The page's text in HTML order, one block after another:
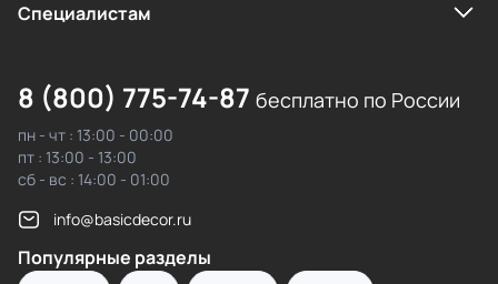
Cпециалистам
8 (800) 775-74-87 бесплатно по России
пн - чт : 13:00 - 00:00
пт : 13:00 - 13:00
сб - вс : 14:00 - 01:00
info@basicdecor.ru
Популярные разделы